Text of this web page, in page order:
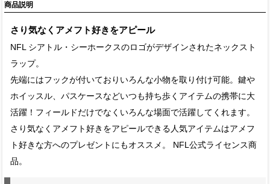
商品説明
さり気なくアメフト好きをアピール
NFL シアトル・シーホークスのロゴがデザインされたネックスト
ラップ。
先端にはフックが付いておりいろんな小物を取り付け可能。鍵や
ホイッスル、パスケースなどいつも持ち歩くアイテムの携帯に大
活躍！フィールドだけでなくいろんな場面で活躍してくれます。
さり気なくアメフト好きをアピールできる人気アイテムはアメフ
ト好きな方へのプレゼントにもオススメ。 NFL公式ライセンス商
品。